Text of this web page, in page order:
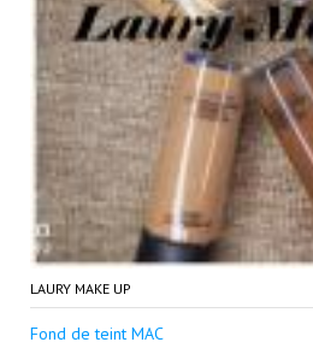
LAURY MAKE UP
Fond de teint MAC